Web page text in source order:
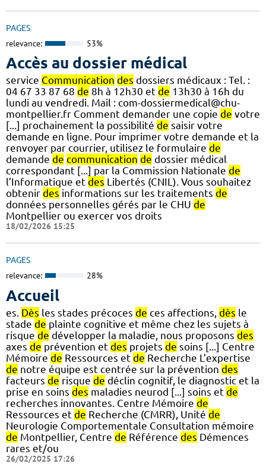
PAGES
relevance: 53%
Accès au dossier médical
service Communication des dossiers médicaux : Tel. :
04 67 33 87 68 de 8h à 12h30 et de 13h30 à 16h du
lundi au vendredi. Mail : com-dossiermedical@chu-
montpellier.fr Comment demander une copie de votre
[...] prochainement la possibilité de saisir votre
demande en ligne. Pour imprimer votre demande et la
renvoyer par courrier, utilisez le formulaire de
demande de communication de dossier médical
correspondant [...] par la Commission Nationale de
l’Informatique et des Libertés (CNIL). Vous souhaitez
obtenir des informations sur les traitements de
données personnelles gérés par le CHU de
Montpellier ou exercer vos droits
18/02/2026 15:25
PAGES
relevance: 28%
Accueil
es. Dès les stades précoces de ces affections, dès le
stade de plainte cognitive et même chez les sujets à
risque de développer la maladie, nous proposons des
axes de prévention et des projets de soins [...] Centre
Mémoire de Ressources et de Recherche L’expertise
de notre équipe est centrée sur la prévention des
facteurs de risque de déclin cognitif, le diagnostic et la
prise en soins des maladies neurod [...] soins et de
recherches innovantes. Centre Mémoire de
Ressources et de Recherche (CMRR), Unité de
Neurologie Comportementale Consultation mémoire
de Montpellier, Centre de Référence des Démences
rares et/ou
26/02/2025 17:26